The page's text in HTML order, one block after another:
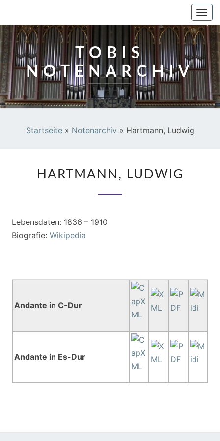
TOBIS
NOTENARCHIV
Startseite» Notenarchiv » Hartmann, Ludwig
LUDWIG
HARTMANN, LUDWIG
Lebensdaten: 1836 – 1910
Biografie: Wikipedia
Andante in C-Dur
Andante in Es-Dur